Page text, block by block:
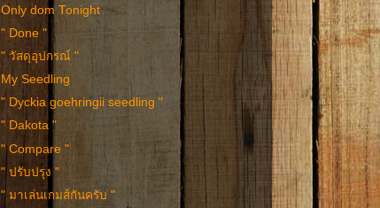
Only dom Tonight
" Done "
" วัสดุอุปกรณ์ "
My Seedling
" Dyckia goehringii seedling "
" Dakota "
" Compare "
" ปรับปรุง "
" มาเล่นเกมส์กันครับ "